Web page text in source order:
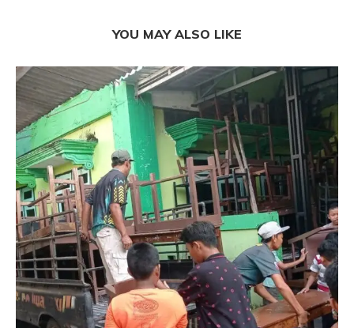
YOU MAY ALSO LIKE